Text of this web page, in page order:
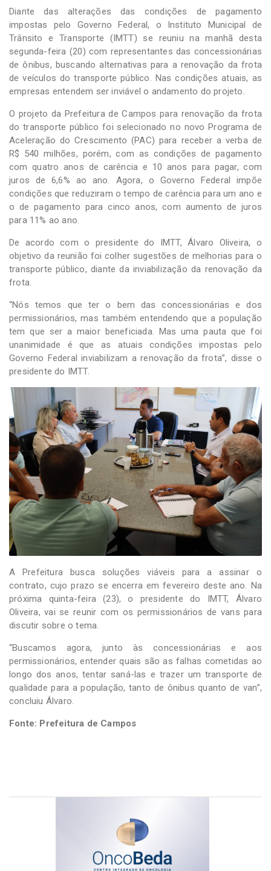
Diante das alterações das condições de pagamento
impostas pelo Governo Federal, o Instituto Municipal de
Trânsito e Transporte (IMTT) se reuniu na manhã desta
segunda-feira (20) com representantes das concessionárias
de ônibus, buscando alternativas para a renovação da frota
de veículos do transporte público. Nas condições atuais, as
empresas entendem ser inviável o andamento do projeto.
O projeto da Prefeitura de Campos para renovação da frota
do transporte público foi selecionado no novo Programa de
Aceleração do Crescimento (PAC) para receber a verba de
R$ 540 milhões, porém, com as condições de pagamento
com quatro anos de carência e 10 anos para pagar, com
juros de 6,6% ao ano. Agora, o Governo Federal impõe
condições que reduziram o tempo de carência para um ano e
o de pagamento para cinco anos, com aumento de juros
para 11% ao ano.
De acordo com o presidente do IMTT, Álvaro Oliveira, o
objetivo da reunião foi colher sugestões de melhorias para o
transporte público, diante da inviabilização da renovação da
frota.
“Nós temos que ter o bem das concessionárias e dos
permissionários, mas também entendendo que a população
tem que ser a maior beneficiada. Mas uma pauta que foi
unanimidade é que as atuais condições impostas pelo
Governo Federal inviabilizam a renovação da frota”, disse o
presidente do IMTT.
A Prefeitura busca soluções viáveis para a assinar o
contrato, cujo prazo se encerra em fevereiro deste ano. Na
próxima quinta-feira (23), o presidente do IMTT, Álvaro
Oliveira, vai se reunir com os permissionários de vans para
discutir sobre o tema.
“Buscamos agora, junto às concessionárias e aos
permissionários, entender quais são as falhas cometidas ao
longo dos anos, tentar saná-las e trazer um transporte de
qualidade para a população, tanto de ônibus quanto de van”,
concluiu Álvaro.
Fonte: Prefeitura de Campos